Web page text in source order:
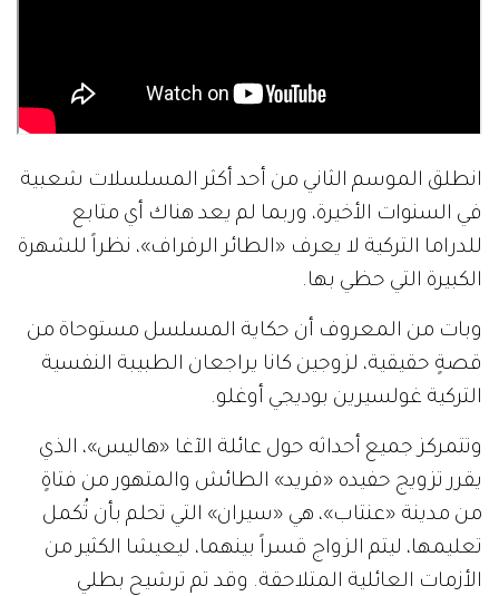
انطلق الموسم الثاني من أحد أكثر المسلسلات شعبية
في السنوات الأخيرة، وربما لم يعد هناك أي متابع
للدراما التركية لا يعرف «الطائر الرفراف»، نظراً للشهرة
الكبيرة التي حظي بها.
وبات من المعروف أن حكاية المسلسل مستوحاة من
قصةٍ حقيقية، لزوجين كانا يراجعان الطبيبة النفسية
التركية غولسيرين بوديجي أوغلو.
وتتمركز جميع أحداثه حول عائلة الآغا «هاليس»، الذي
يقرر تزويج حفيده «فريد» الطائش والمتهور من فتاةٍ
من مدينة «عنتاب»، هي «سيران» التي تحلم بأن تُكمل
تعليمها، ليتم الزواج قسراً بينهما، ليعيشا الكثير من
الأزمات العائلية المتلاحقة. وقد تم ترشيح بطلي